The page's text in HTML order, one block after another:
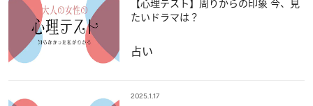
【心理テスト】周りからの印象 今、見
たいドラマは？
占い
2025.1.17